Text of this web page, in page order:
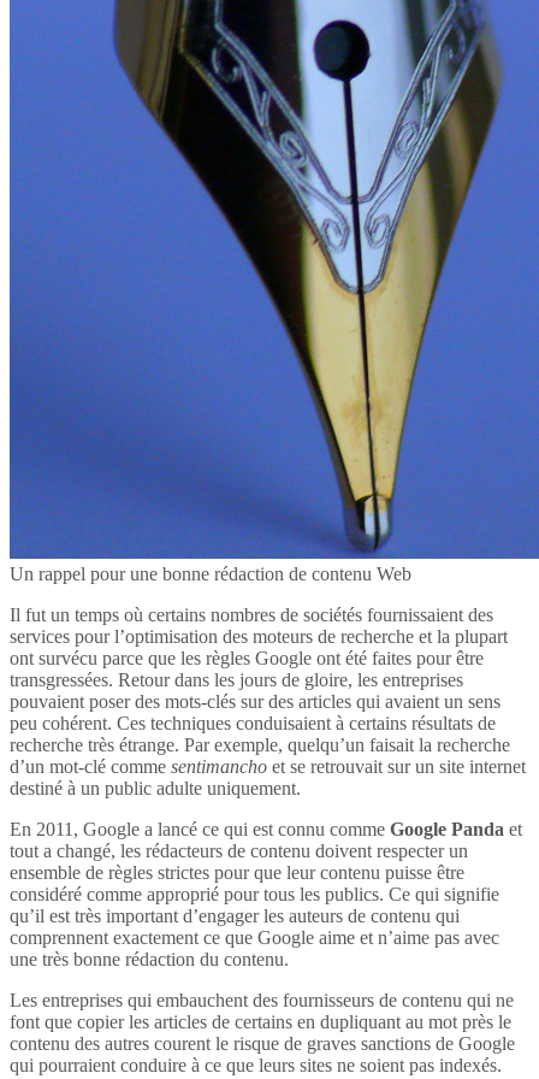
Un rappel pour une bonne rédaction de contenu Web
Il fut un temps où certains nombres de sociétés fournissaient des
services pour l’optimisation des moteurs de recherche et la plupart
ont survécu parce que les règles Google ont été faites pour être
transgressées. Retour dans les jours de gloire, les entreprises
pouvaient poser des mots-clés sur des articles qui avaient un sens
peu cohérent. Ces techniques conduisaient à certains résultats de
recherche très étrange. Par exemple, quelqu’un faisait la recherche
d’un mot-clé comme sentimancho et se retrouvait sur un site internet
destiné à un public adulte uniquement.
En 2011, Google a lancé ce qui est connu comme Google Panda et
tout a changé, les rédacteurs de contenu doivent respecter un
ensemble de règles strictes pour que leur contenu puisse être
considéré comme approprié pour tous les publics. Ce qui signifie
qu’il est très important d’engager les auteurs de contenu qui
comprennent exactement ce que Google aime et n’aime pas avec
une très bonne rédaction du contenu.
Les entreprises qui embauchent des fournisseurs de contenu qui ne
font que copier les articles de certains en dupliquant au mot près le
contenu des autres courent le risque de graves sanctions de Google
qui pourraient conduire à ce que leurs sites ne soient pas indexés.